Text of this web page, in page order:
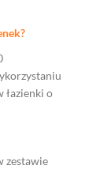
łazienki o
zestawie